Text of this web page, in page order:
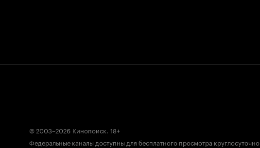
© 2003–2026 Кинопоиск. 18+
Федеральные каналы доступны для бесплатного просмотра круглосуточно